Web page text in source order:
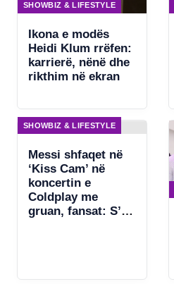
SHOWBIZ & LIFESTYLE
Ikona e modës
Heidi Klum rrëfen:
karrierë, nënë dhe
rikthim në ekran
SHOWBIZ & LIFESTYLE
Messi shfaqet në
‘Kiss Cam’ në
koncertin e
Coldplay me
gruan, fansat: S’ka